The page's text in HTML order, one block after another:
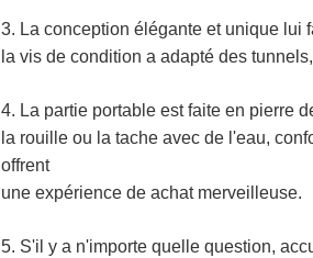
3. La conception élégante et unique lui
la vis de condition a adapté des
4. La partie portable est faite en pierre
la rouille ou la tache avec de l'eau,
offrent
une expérience de achat merveilleuse.
5. S'il y a n'importe quelle question,